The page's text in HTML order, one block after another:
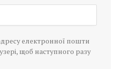
електронної пошти
щоб наступного разу